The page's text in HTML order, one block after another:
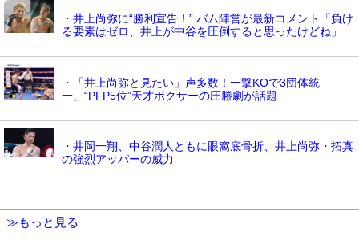
・井上尚弥に“勝利宣告！” バム陣営が最新コメント「負け
る要素はゼロ、井上が中谷を圧倒すると思ったけどね」
・「井上尚弥と見たい」声多数！一撃KOで3団体統
一、“PFP5位”天才ボクサーの圧勝劇が話題
・井岡一翔、中谷潤人ともに眼窩底骨折、井上尚弥・拓真
の強烈アッパーの威力
≫もっと見る